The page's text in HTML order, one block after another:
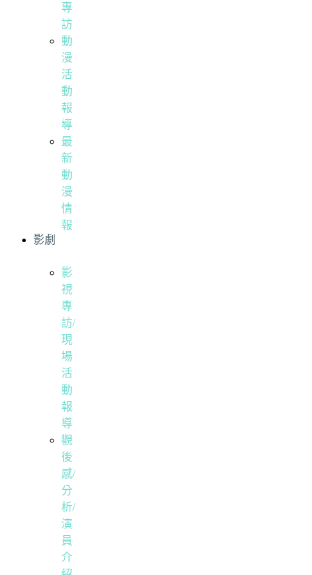
專
訪
動
漫
活
動
報
導
最
新
動
漫
情
報
影劇
影
視
專
訪/
現
場
活
動
報
導
觀
後
感/
分
析/
演
員
介